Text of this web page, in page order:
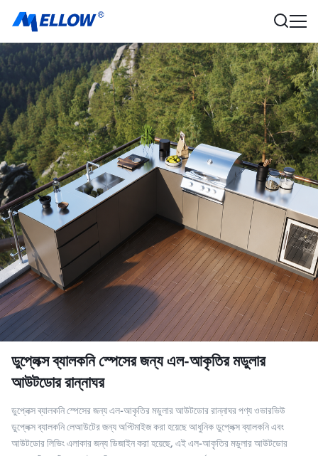
ডুপ্লেক্স ব্যালকনি স্পেসের জন্য এল-আকৃতির মডুলার
আউটডোর রান্নাঘর
ডুপ্লেক্স ব্যালকনি স্পেসের জন্য এল-আকৃতির মডুলার আউটডোর রান্নাঘর পণ্য ওভারভিউ
ডুপ্লেক্স ব্যালকনি লেআউটের জন্য অপ্টিমাইজ করা হয়েছে আধুনিক ডুপ্লেক্স ব্যালকনি এবং
আউটডোর লিভিং এলাকার জন্য ডিজাইন করা হয়েছে, এই এল-আকৃতির মডুলার আউটডোর